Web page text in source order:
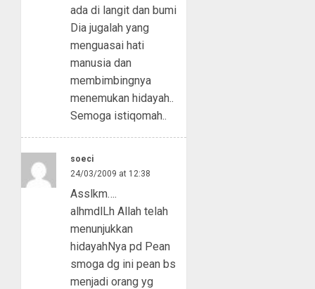
ada di langit dan bumi
Dia jugalah yang
menguasai hati
manusia dan
membimbingnya
menemukan hidayah..
Semoga istiqomah..
soeci
24/03/2009 at 12:38
Asslkm….
alhmdlLh Allah telah
menunjukkan
hidayahNya pd Pean
smoga dg ini pean bs
menjadi orang yg